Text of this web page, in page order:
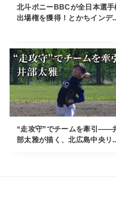
北斗ポニーBBCが全日本選手
出場権を獲得！とかちインデ
“走攻守”でチームを牽引――
部太雅が描く、北広島中央リ